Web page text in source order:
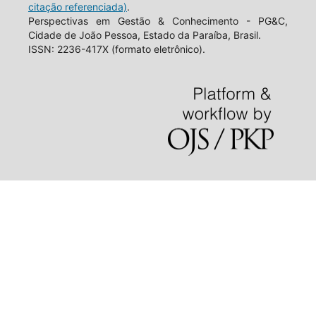
citação referenciada).
Perspectivas em Gestão & Conhecimento - PG&C,
Cidade de João Pessoa, Estado da Paraíba, Brasil.
ISSN: 2236-417X (formato eletrônico).